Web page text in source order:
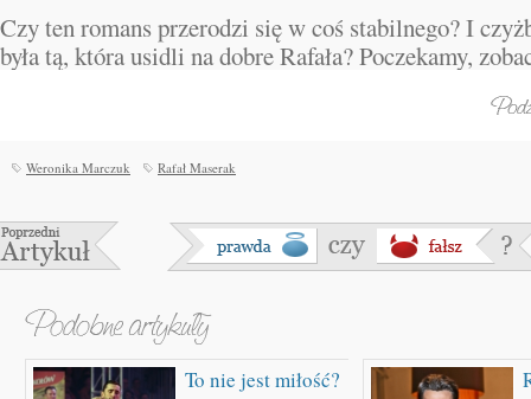
Czy ten romans przerodzi się w coś stabilnego? I
była tą, która usidli na dobre Rafała? Poczekamy,
Weronika Marczuk Rafał Maserak
To nie jest miłość?